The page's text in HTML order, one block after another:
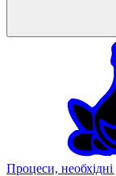
Процеси, необхідні